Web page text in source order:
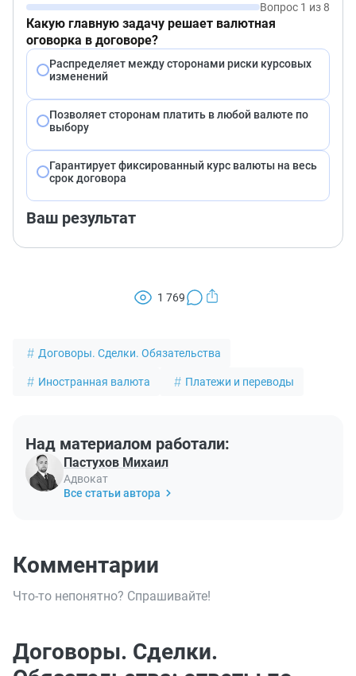
Вопрос 1 из 8
Какую главную задачу решает валютная
оговорка в договоре?
Распределяет между сторонами риски курсовых
изменений
Позволяет сторонам платить в любой валюте по
выбору
Гарантирует фиксированный курс валюты на весь
срок договора
Ваш результат
1 769
Договоры. Сделки. Обязательства
Иностранная валюта Платежи и переводы
Над материалом работали:
Пастухов Михаил
Адвокат
Все статьи автора
Комментарии
Что-то непонятно? Спрашивайте!
Договоры. Сделки.